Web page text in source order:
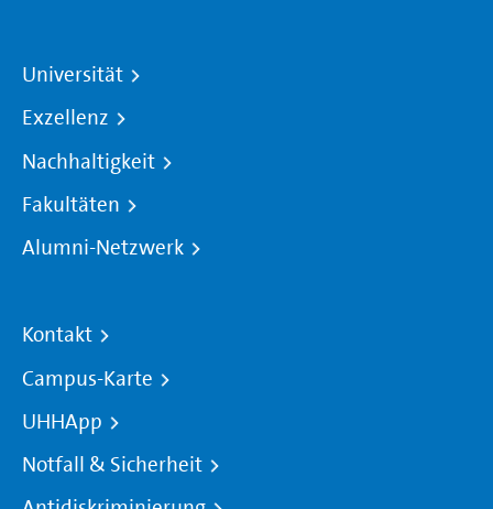
Universität
Exzellenz
Nachhaltigkeit
Fakultäten
Alumni-Netzwerk
Kontakt
Campus-Karte
UHHApp
Notfall & Sicherheit